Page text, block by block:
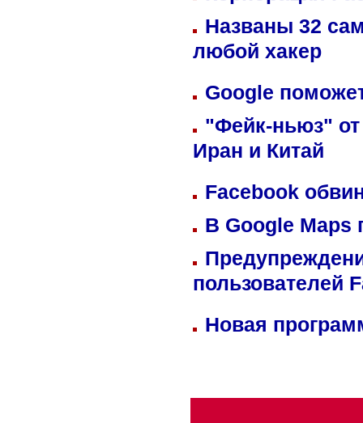
Названы 32
любой хакер
Google
"Фейк-ньюз" от
Иран и Китай
Facebook
В Google Maps
пользователей
Новая